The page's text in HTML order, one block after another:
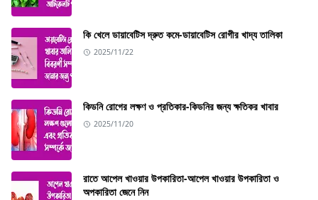
কি খেলে ডায়াবেটিস দ্রুত কমে-ডায়াবেটিস রোগীর খাদ্য তালিকা
2025/11/22
কিডনি রোগের লক্ষণ ও প্রতিকার-কিডনির জন্য ক্ষতিকর খাবার
2025/11/20
রাতে আপেল খাওয়ার উপকারিতা-আপেল খাওয়ার উপকারিতা ও
অপকারিতা জেনে নিন